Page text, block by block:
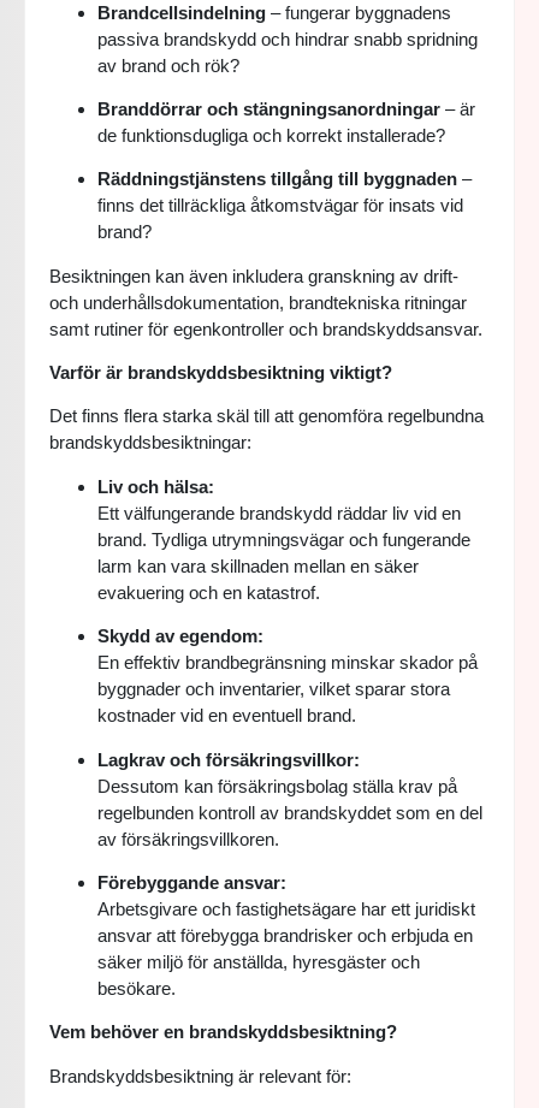
Brandcellsindelning – fungerar byggnadens
passiva brandskydd och hindrar snabb spridning
av brand och rök?
Branddörrar och stängningsanordningar – är
de funktionsdugliga och korrekt installerade?
Räddningstjänstens tillgång till byggnaden –
finns det tillräckliga åtkomstvägar för insats vid
brand?
Besiktningen kan även inkludera granskning av drift-
och underhållsdokumentation, brandtekniska ritningar
samt rutiner för egenkontroller och brandskyddsansvar.
Varför är brandskyddsbesiktning viktigt?
Det finns flera starka skäl till att genomföra regelbundna
brandskyddsbesiktningar:
Liv och hälsa:
Ett välfungerande brandskydd räddar liv vid en
brand. Tydliga utrymningsvägar och fungerande
larm kan vara skillnaden mellan en säker
evakuering och en katastrof.
Skydd av egendom:
En effektiv brandbegränsning minskar skador på
byggnader och inventarier, vilket sparar stora
kostnader vid en eventuell brand.
Lagkrav och försäkringsvillkor:
Dessutom kan försäkringsbolag ställa krav på
regelbunden kontroll av brandskyddet som en del
av försäkringsvillkoren.
Förebyggande ansvar:
Arbetsgivare och fastighetsägare har ett juridiskt
ansvar att förebygga brandrisker och erbjuda en
säker miljö för anställda, hyresgäster och
besökare.
Vem behöver en brandskyddsbesiktning?
Brandskyddsbesiktning är relevant för: